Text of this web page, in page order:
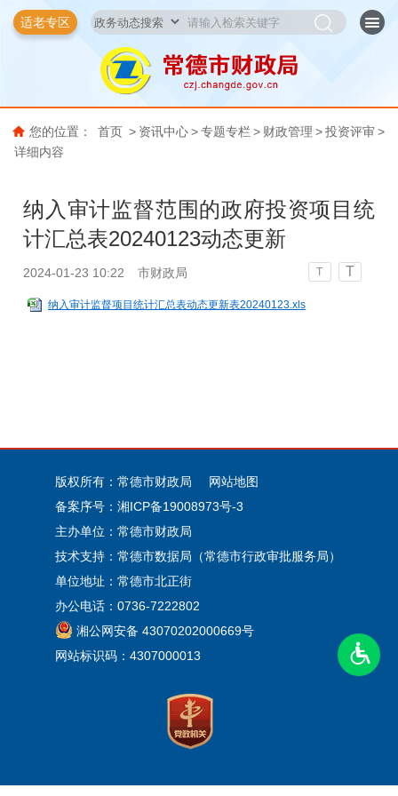
适老专区
您的位置： 首页 > 资讯中心 > 专题专栏 > 财政管理 > 投资评审 >
详细内容
纳入审计监督范围的政府投资项目统
计汇总表20240123动态更新
2024-01-23 10:22 市财政局 T T
纳入审计监督项目统计汇总表动态更新表20240123.xls
版权所有：常德市财政局
网站地图
备案序号： 湘ICP备19008973号-3
主办单位：常德市财政局
技术支持：常德市数据局（常德市行政审批服务局）
单位地址：常德市北正街
办公电话：0736-7222802
湘公网安备 43070202000669号
网站标识码：4307000013